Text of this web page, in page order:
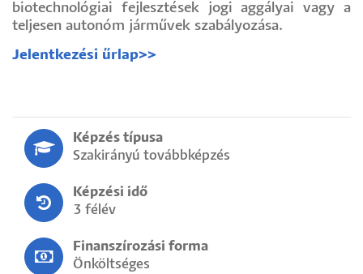
biotechnológiai fejlesztések jogi aggályai vagy a
teljesen autonóm járművek szabályozása.
Jelentkezési űrlap>>
Képzés típusa
Szakirányú továbbképzés
Képzési idő
3 félév
Finanszírozási forma
Önköltséges